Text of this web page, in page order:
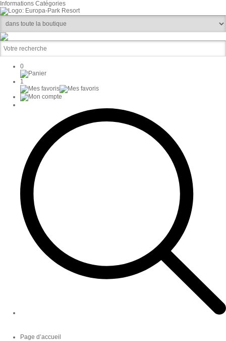
Informations Catégories
0
1
Page d’accueil